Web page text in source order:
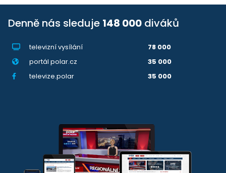
Denně nás sleduje 148 000 diváků
televizní vysílání
78 000
portál polar.cz
35 000
televize.polar
35 000